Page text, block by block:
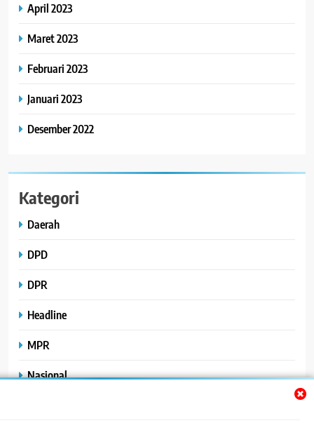
April 2023
Maret 2023
Februari 2023
Januari 2023
Desember 2022
Kategori
Daerah
DPD
DPR
Headline
MPR
Nasional